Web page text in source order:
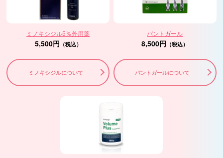
ミノキシジル5％外用薬
5,500円 （税込）
ミノキシジルについて
パントガール
8,500円 （税込）
パントガールについて